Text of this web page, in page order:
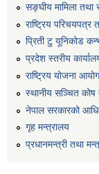
सङ्‍घीय मामिला तथा
राष्ट्रिय परिचयपत्र
प्रिती टु यूनिकोड
प्रदेश स्तरीय
राष्ट्रिय योजना आयोग
स्थानीय सञ्चित
नेपाल सरकारको
गृह मन्त्रालय
प्रधानमन्त्री तथा